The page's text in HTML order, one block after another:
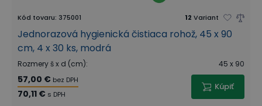
Kód tovaru: 375001 12 Variant
Jednorazová hygienická čistiaca rohož, 45 x 90
cm, 4 x 30 ks, modrá
Rozmery š x d (cm): 45 x 90
57,00 € bez DPH
70,11 € s DPH
Kúpiť